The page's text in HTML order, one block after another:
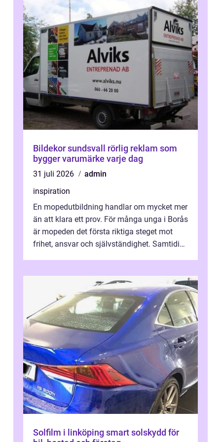
Bildekor sundsvall rörlig reklam som
bygger varumärke varje dag
31 juli 2026
admin
inspiration
En mopedutbildning handlar om mycket mer
än att klara ett prov. För många unga i Borås
är mopeden det första riktiga steget mot
frihet, ansvar och självständighet. Samtidigt
Solfilm i linköping smart solskydd för